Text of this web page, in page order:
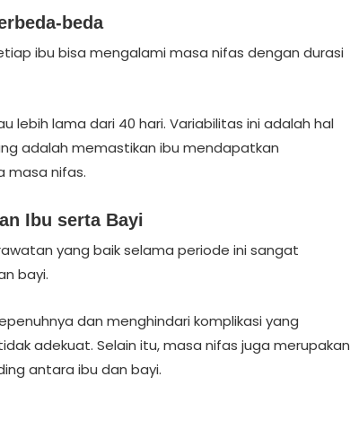
beda
ibu bisa mengalami masa nifas dengan durasi
lebih lama dari 40 hari. Variabilitas ini adalah hal
adalah memastikan ibu mendapatkan
masa nifas.
Ibu serta Bayi
yang baik selama periode ini sangat
bayi.
dan menghindari komplikasi yang
adekuat. Selain itu, masa nifas juga merupakan
antara ibu dan bayi.